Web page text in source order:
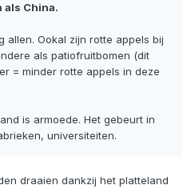
als China.
allen. Ookal zijn rotte appels bij
als patiofruitbomen (dit
= minder rotte appels in deze
is armoede. Het gebeurt in
universiteiten.
draaien dankzij het platteland